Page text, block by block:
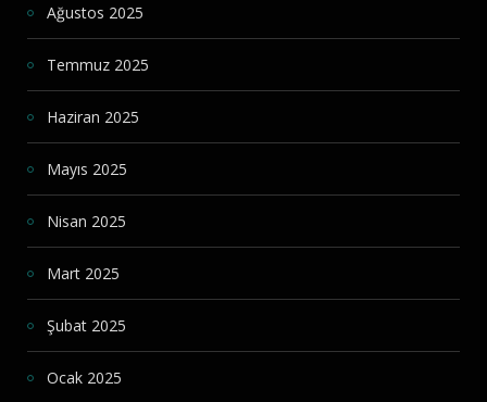
Ağustos 2025
Temmuz 2025
Haziran 2025
Mayıs 2025
Nisan 2025
Mart 2025
Şubat 2025
Ocak 2025